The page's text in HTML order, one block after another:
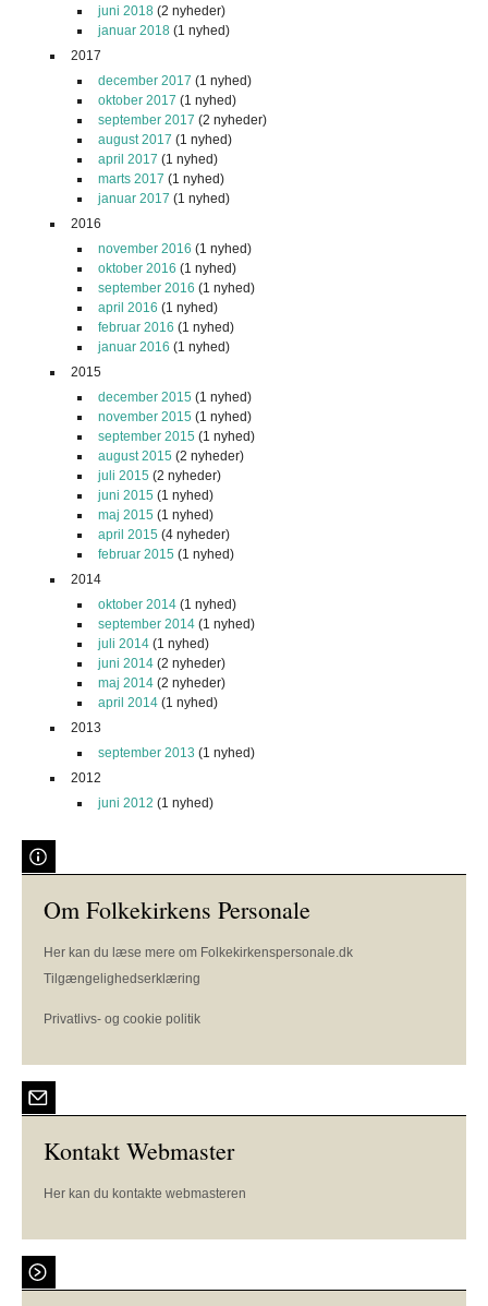
juni 2018 (2 nyheder)
januar 2018 (1 nyhed)
2017
december 2017 (1 nyhed)
oktober 2017 (1 nyhed)
september 2017 (2 nyheder)
august 2017 (1 nyhed)
april 2017 (1 nyhed)
marts 2017 (1 nyhed)
januar 2017 (1 nyhed)
2016
november 2016 (1 nyhed)
oktober 2016 (1 nyhed)
september 2016 (1 nyhed)
april 2016 (1 nyhed)
februar 2016 (1 nyhed)
januar 2016 (1 nyhed)
2015
december 2015 (1 nyhed)
november 2015 (1 nyhed)
september 2015 (1 nyhed)
august 2015 (2 nyheder)
juli 2015 (2 nyheder)
juni 2015 (1 nyhed)
maj 2015 (1 nyhed)
april 2015 (4 nyheder)
februar 2015 (1 nyhed)
2014
oktober 2014 (1 nyhed)
september 2014 (1 nyhed)
juli 2014 (1 nyhed)
juni 2014 (2 nyheder)
maj 2014 (2 nyheder)
april 2014 (1 nyhed)
2013
september 2013 (1 nyhed)
2012
juni 2012 (1 nyhed)
Om Folkekirkens Personale
Her kan du læse mere om Folkekirkenspersonale.dk
Tilgængelighedserklæring
Privatlivs- og cookie politik
Kontakt Webmaster
Her kan du kontakte webmasteren